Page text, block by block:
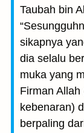
Taubah bin
sikapnya
dia selalu
muka yang
Firman
kebenaran)
berpaling